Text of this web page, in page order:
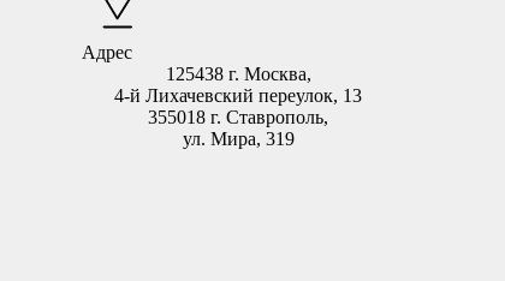
Адрес
125438 г. Москва,
4-й Лихачевский переулок, 13
355018 г. Ставрополь,
ул. Мира, 319